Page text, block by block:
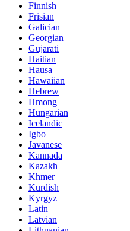
Finnish
Frisian
Galician
Georgian
Gujarati
Haitian
Hausa
Hawaiian
Hebrew
Hmong
Hungarian
Icelandic
Igbo
Javanese
Kannada
Kazakh
Khmer
Kurdish
Kyrgyz
Latin
Latvian